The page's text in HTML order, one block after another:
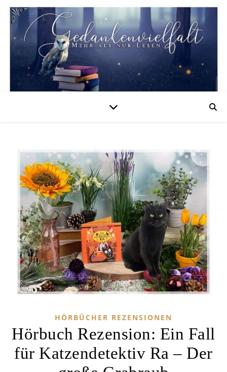
HÖRBÜCHER REZENSIONEN
Hörbuch Rezension: Ein Fall
für Katzendetektiv Ra – Der